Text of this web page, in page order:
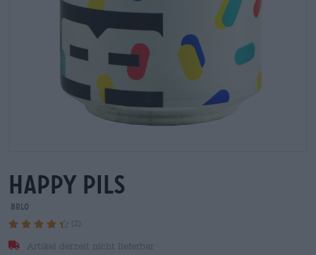
happy Pils
BRLO
(2)
Artikel derzeit nicht lieferbar